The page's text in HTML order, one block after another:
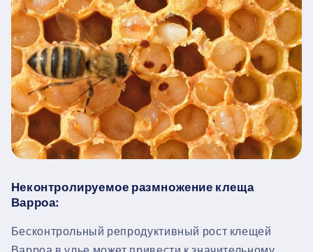
Неконтролируемое размножение клеща
Варроа:
Бесконтрольный репродуктивный рост клещей